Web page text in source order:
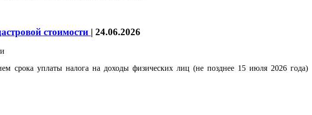
стоимости | 24.06.2026
срока уплаты налога на доходы физических лиц (не позднее 15 июля 2026 года)